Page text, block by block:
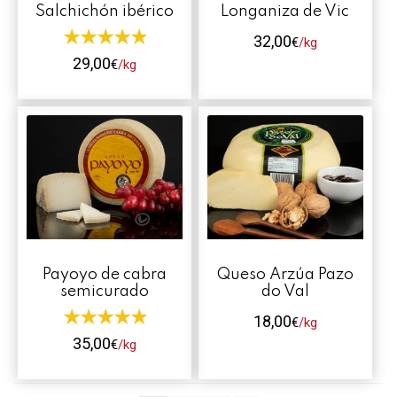
pueden
elegir
en
página
de
producto
pueden
elegir
página
de
producto
Salchichón ibérico
29,00€/kg
Este
producto
tiene
múltiples
variantes.
Las
opciones
pueden
elegir
en
la
de
Longaniza de Vic
32,00€/kg
producto
tiene
múltiples
variantes.
Las
opciones
se
elegir
en
la
producto
Payoyo de cabra
semicurado
35,00€/kg
Este
Queso Arzúa Pazo
do Val
18,00€/kg
producto